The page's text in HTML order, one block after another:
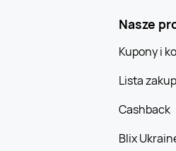
Nasze
Kupony i
Lista
Cashback
Blix